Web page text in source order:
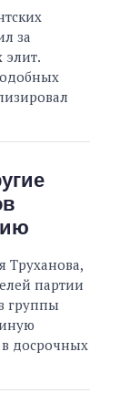
за
элит.
Труханова,
партии
группы
в досрочных